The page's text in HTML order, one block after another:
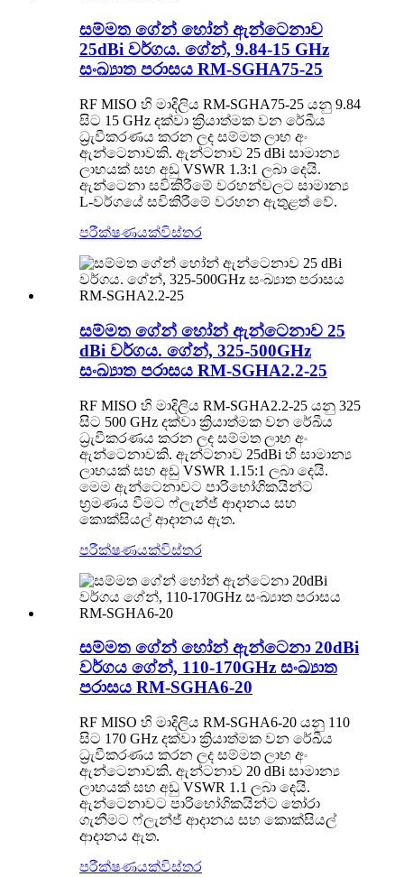
සම්මත ගේන් හෝන් ඇන්ටෙනාව
25dBi වර්ගය. ගේන්, 9.84-15 GHz
සංඛ්‍යාත පරාසය RM-SGHA75-25
RF MISO හි මාදිලිය RM-SGHA75-25 යනු 9.84
සිට 15 GHz දක්වා ක්‍රියාත්මක වන රේඛීය
ධ්‍රැවීකරණය කරන ලද සම්මත ලාභ අං
ඇන්ටෙනාවකි. ඇන්ටනාව 25 dBi සාමාන්‍ය
ලාභයක් සහ අඩු VSWR 1.3:1 ලබා දෙයි.
ඇන්ටෙනා සවිකිරීමේ වරහන්වලට සාමාන්‍ය
L-වර්ගයේ සවිකිරීමේ වරහන ඇතුළත් වේ.
පරීක්ෂණයක්විස්තර
සම්මත ගේන් හෝන් ඇන්ටෙනාව 25
dBi වර්ගය. ගේන්, 325-500GHz
සංඛ්‍යාත පරාසය RM-SGHA2.2-25
RF MISO හි මාදිලිය RM-SGHA2.2-25 යනු 325
සිට 500 GHz දක්වා ක්‍රියාත්මක වන රේඛීය
ධ්‍රැවීකරණය කරන ලද සම්මත ලාභ අං
ඇන්ටෙනාවකි. ඇන්ටනාව 25dBi හි සාමාන්‍ය
ලාභයක් සහ අඩු VSWR 1.15:1 ලබා දෙයි.
මෙම ඇන්ටෙනාවට පාරිභෝගිකයින්ට
භ්‍රමණය වීමට ෆ්ලැන්ජ් ආදානය සහ
කොක්සියල් ආදානය ඇත.
පරීක්ෂණයක්විස්තර
සම්මත ගේන් හෝන් ඇන්ටෙනා 20dBi
වර්ගය ගේන්, 110-170GHz සංඛ්‍යාත
පරාසය RM-SGHA6-20
RF MISO හි මාදිලිය RM-SGHA6-20 යනු 110
සිට 170 GHz දක්වා ක්‍රියාත්මක වන රේඛීය
ධ්‍රැවීකරණය කරන ලද සම්මත ලාභ අං
ඇන්ටෙනාවකි. ඇන්ටනාව 20 dBi සාමාන්‍ය
ලාභයක් සහ අඩු VSWR 1.1 ලබා දෙයි.
ඇන්ටෙනාවට පාරිභෝගිකයින්ට තෝරා
ගැනීමට ෆ්ලැන්ජ් ආදානය සහ කොක්සියල්
ආදානය ඇත.
පරීක්ෂණයක්විස්තර